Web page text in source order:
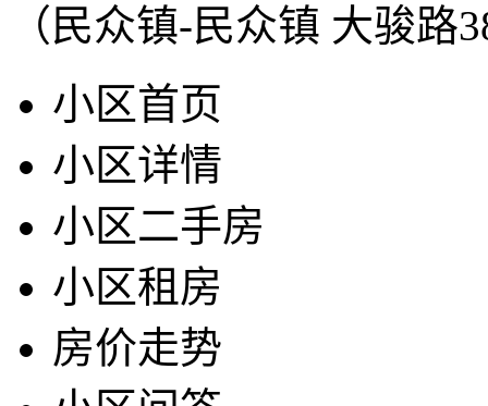
（民众镇-民众镇 大骏路
小区首页
小区详情
小区二手房
小区租房
房价走势